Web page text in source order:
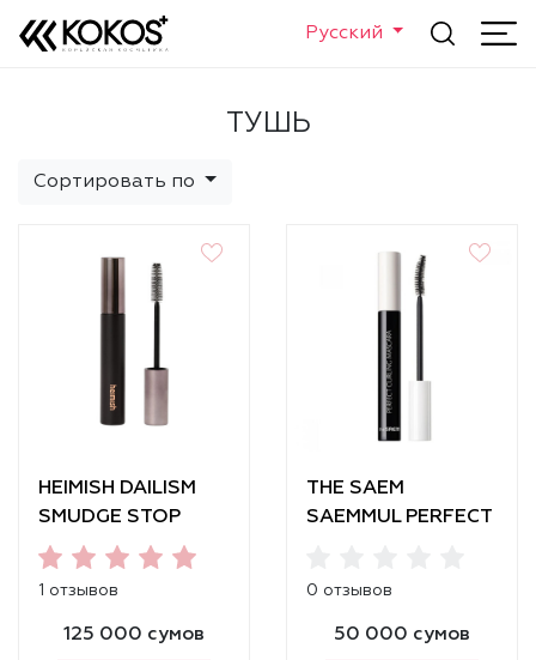
Русский
ТУШЬ
Сортировать по
HEIMISH DAILISM
SMUDGE STOP
MASCARA
[VOLUME]
1 отзывов
125 000 сумов
THE SAEM
SAEMMUL PERFECT
0 отзывов
50 000 сумов